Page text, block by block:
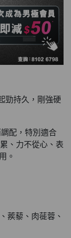
勁持久，剛強硬
配，特別適合
、力不從心、表
。
蒺藜、肉蓰蓉、